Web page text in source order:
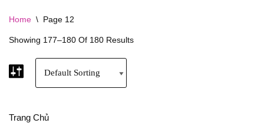
Home \ Page 12
Showing 177–180 Of 180 Results
Trang Chủ